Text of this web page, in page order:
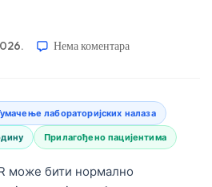
Нема коментара
лабораторијских налаза
Прилагођено пацијентима
може бити нормално